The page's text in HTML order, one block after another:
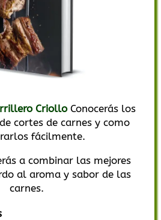
CriolloConocerás los
cortes de carnes y como
fácilmente.
a combinar las mejores
al aroma y sabor de las
carnes.